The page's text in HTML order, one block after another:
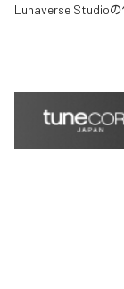
Lunaverse Studio